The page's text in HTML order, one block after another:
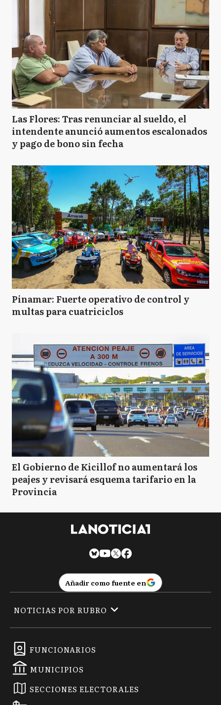
Las Flores: Tras renunciar al sueldo, el
intendente anunció aumentos escalonados
y pago de bono sin fecha
Pinamar: Fuerte operativo de control y
multas para cuatriciclos
El Gobierno de Kicillof no aumentará los
peajes y revisará esquema tarifario en la
Provincia
Añadir como fuente en
FUNCIONARIOS
MUNICIPIOS
SECCIONES ELECTORALES
NOTICIAS POR RUBRO